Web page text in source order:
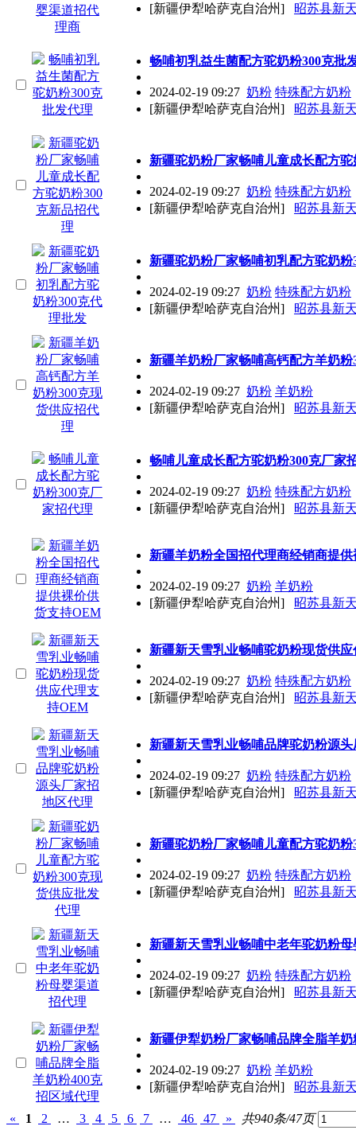
[新疆伊犁哈萨克自治州]
昭苏县新
畅哺初乳益生菌配方驼奶粉300克批
2024-02-19 09:27 奶粉 特殊配方奶粉
[新疆伊犁哈萨克自治州]
昭苏县新
新疆驼奶粉厂家畅哺儿童成长配方驼
2024-02-19 09:27 奶粉 特殊配方奶粉
[新疆伊犁哈萨克自治州]
昭苏县新
新疆驼奶粉厂家畅哺初乳配方驼奶粉
2024-02-19 09:27 奶粉 特殊配方奶粉
[新疆伊犁哈萨克自治州]
昭苏县新
新疆羊奶粉厂家畅哺高钙配方羊奶粉
2024-02-19 09:27 奶粉 羊奶粉
[新疆伊犁哈萨克自治州]
昭苏县新
畅哺儿童成长配方驼奶粉300克厂家
2024-02-19 09:27 奶粉 特殊配方奶粉
[新疆伊犁哈萨克自治州]
昭苏县新
新疆羊奶粉全国招代理商经销商提
2024-02-19 09:27 奶粉 羊奶粉
[新疆伊犁哈萨克自治州]
昭苏县新
新疆新天雪乳业畅哺驼奶粉现货供应
2024-02-19 09:27 奶粉 特殊配方奶粉
[新疆伊犁哈萨克自治州]
昭苏县新
新疆新天雪乳业畅哺品牌驼奶粉源
2024-02-19 09:27 奶粉 特殊配方奶粉
[新疆伊犁哈萨克自治州]
昭苏县新
新疆驼奶粉厂家畅哺儿童配方驼奶
2024-02-19 09:27 奶粉 特殊配方奶粉
[新疆伊犁哈萨克自治州]
昭苏县新
新疆新天雪乳业畅哺中老年驼奶粉
2024-02-19 09:27 奶粉 特殊配方奶粉
[新疆伊犁哈萨克自治州]
昭苏县新
新疆伊犁奶粉厂家畅哺品牌全脂羊奶
2024-02-19 09:27 奶粉 羊奶粉
[新疆伊犁哈萨克自治州]
昭苏县新
« 1 2 … 3 4 5 6 7 … 46 47 » 共940条/47页